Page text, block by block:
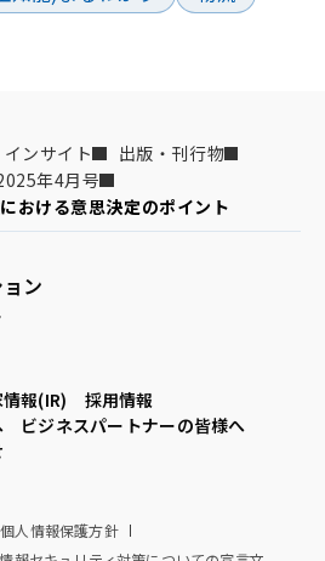
ンサイト
出版・刊行物
年4月号
おける意思決定のポイント
ン
報(IR)
採用情報
ビジネスパートナーの皆様へ
個人情報保護方針